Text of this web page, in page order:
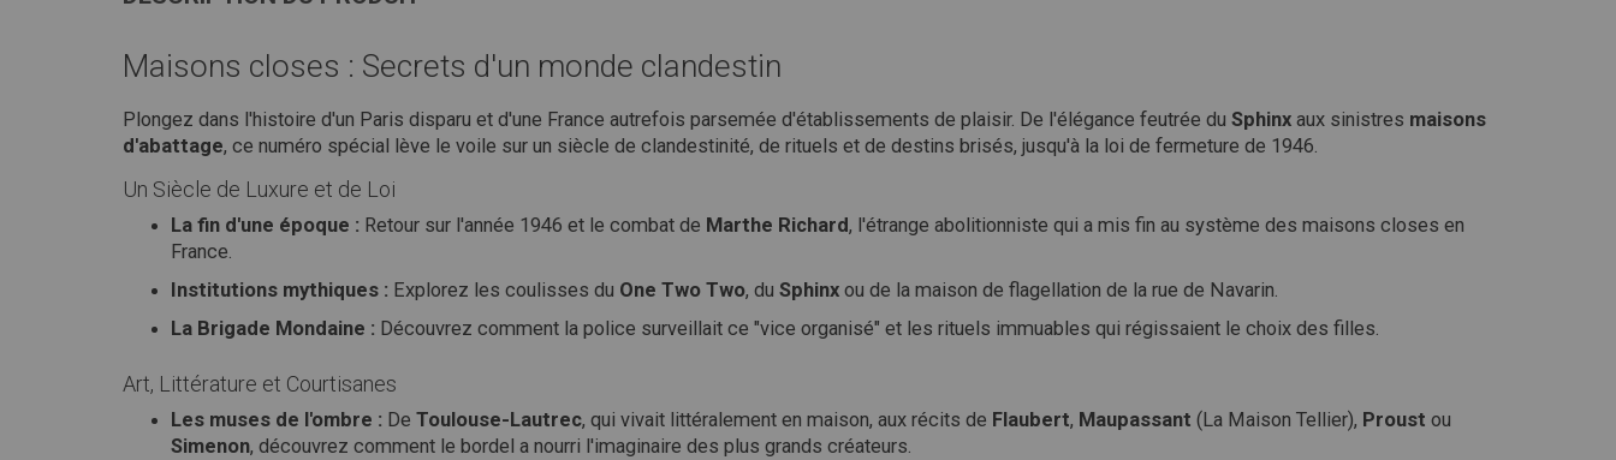
Maisons closes : Secrets d'un monde clandestin
Plongez dans l'histoire d'un Paris disparu et d'une France autrefois parsemée d'établissements de plaisir. De l'élégance feutrée du Sphinx aux sinistres maisons
d'abattage, ce numéro spécial lève le voile sur un siècle de clandestinité, de rituels et de destins brisés, jusqu'à la loi de fermeture de 1946.
Un Siècle de Luxure et de Loi
La fin d'une époque : Retour sur l'année 1946 et le combat de Marthe Richard, l'étrange abolitionniste qui a mis fin au système des maisons closes en
France.
Institutions mythiques : Explorez les coulisses du One Two Two, du Sphinx ou de la maison de flagellation de la rue de Navarin.
La Brigade Mondaine : Découvrez comment la police surveillait ce "vice organisé" et les rituels immuables qui régissaient le choix des filles.
Art, Littérature et Courtisanes
Les muses de l'ombre : De Toulouse-Lautrec, qui vivait littéralement en maison, aux récits de Flaubert, Maupassant (La Maison Tellier), Proust ou
Simenon, découvrez comment le bordel a nourri l'imaginaire des plus grands créateurs.